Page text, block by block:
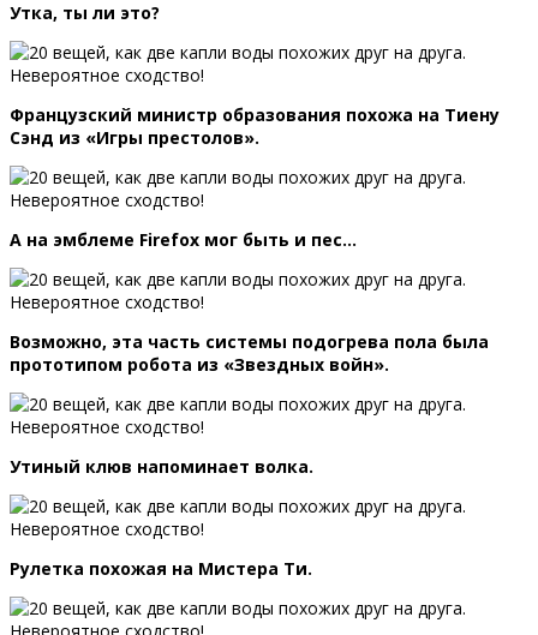
Утка, ты ли это?
Французский министр образования похожа на Тиену
Сэнд из «Игры престолов».
А на эмблеме Firefox мог быть и пес…
Возможно, эта часть системы подогрева пола была
прототипом робота из «Звездных войн».
Утиный клюв напоминает волка.
Рулетка похожая на Мистера Ти.